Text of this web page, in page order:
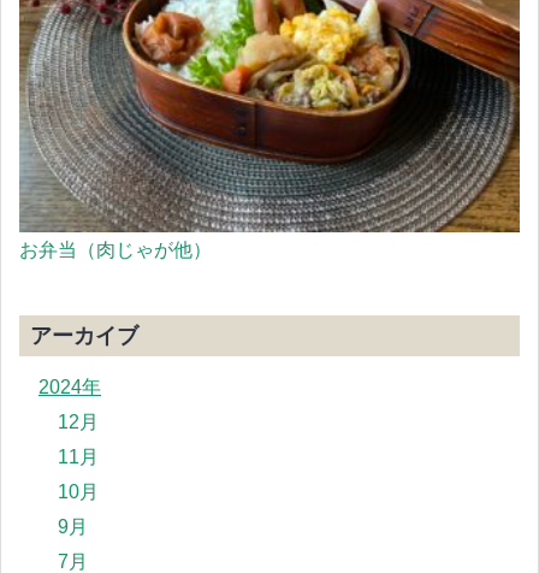
お弁当（肉じゃが他）
アーカイブ
2024年
12月
11月
10月
9月
7月